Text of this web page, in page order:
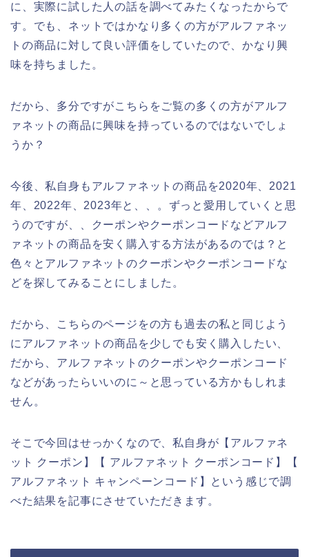
に、実際に試した人の話を調べてみたくなったからで
す。でも、ネットではかなり多くの方がアルファネッ
トの商品に対して良い評価をしていたので、かなり興
味を持ちました。
だから、多分ですがこちらをご覧の多くの方がアルフ
ァネットの商品に興味を持っているのではないでしょ
うか？
今後、私自身もアルファネットの商品を2020年、2021
年、2022年、2023年と、、。ずっと愛用していくと思
うのですが、、クーポンやクーポンコードなどアルフ
ァネットの商品を安く購入する方法があるのでは？と
色々とアルファネットのクーポンやクーポンコードな
どを探してみることにしました。
だから、こちらのページをの方も過去の私と同じよう
にアルファネットの商品を少しでも安く購入したい、
だから、アルファネットのクーポンやクーポンコード
などがあったらいいのに～と思っている方かもしれま
せん。
そこで今回はせっかくなので、私自身が【アルファネ
ット クーポン】【 アルファネット クーポンコード】【
アルファネット キャンペーンコード】という感じで調
べた結果を記事にさせていただきます。